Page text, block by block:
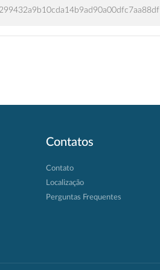
Contatos
Contato
Localização
Perguntas Frequentes